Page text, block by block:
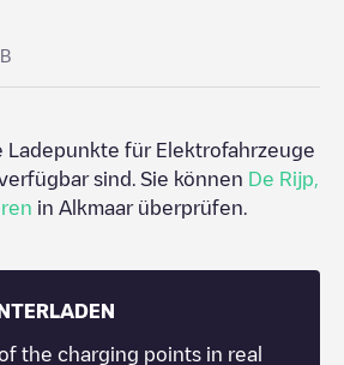
Ladepunkte für Elektrofahrzeuge
sind. Sie können De Rijp
in Alkmaarüberprüfen.
the charging points in real